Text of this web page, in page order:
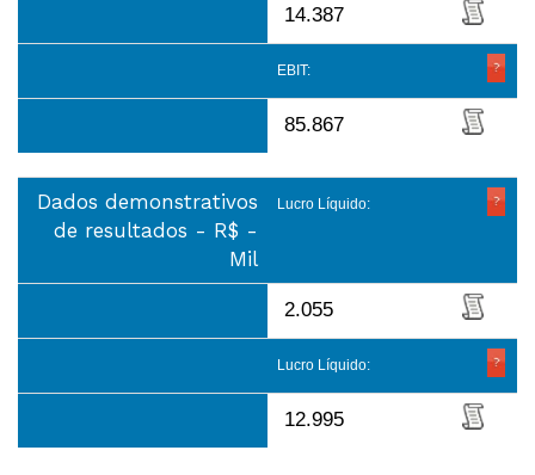
14.387
EBIT:
85.867
Dados demonstrativos
de resultados - R$ -
Mil
Lucro Líquido:
2.055
Lucro Líquido:
12.995